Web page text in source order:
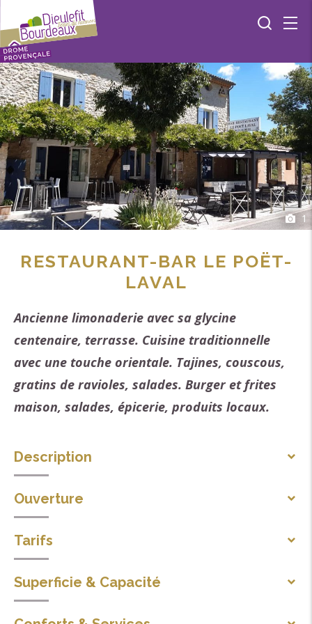
1
RESTAURANT-BAR LE POËT-
LAVAL
Ancienne limonaderie avec sa glycine
centenaire, terrasse. Cuisine traditionnelle
avec une touche orientale. Tajines, couscous,
gratins de ravioles, salades. Burger et frites
maison, salades, épicerie, produits locaux.
Description
Anglais
Spécialités culinaires
Cuisine traditionnelle française
Cuisine orientale
Ouverture
Du 01/03 au 31/12/2026 le lundi, mardi, jeudi, vendredi
et les week-ends.
Midi et soir.
Tarifs
A la carte : de 5 à 20 €
Menu adulte : de 16,50 à 19,50 €
Menu enfant : 9,50 €
Superficie & Capacité
Nombre de salles : 2